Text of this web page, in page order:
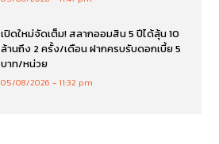
เปิดใหม่จัดเต็ม! สลากออมสิน 5 ปีได้ลุ้น 10
ล้านถึง 2 ครั้ง/เดือน ฝากครบรับดอกเบี้ย 5
บาท/หน่วย
05/08/2026 11:32 pm